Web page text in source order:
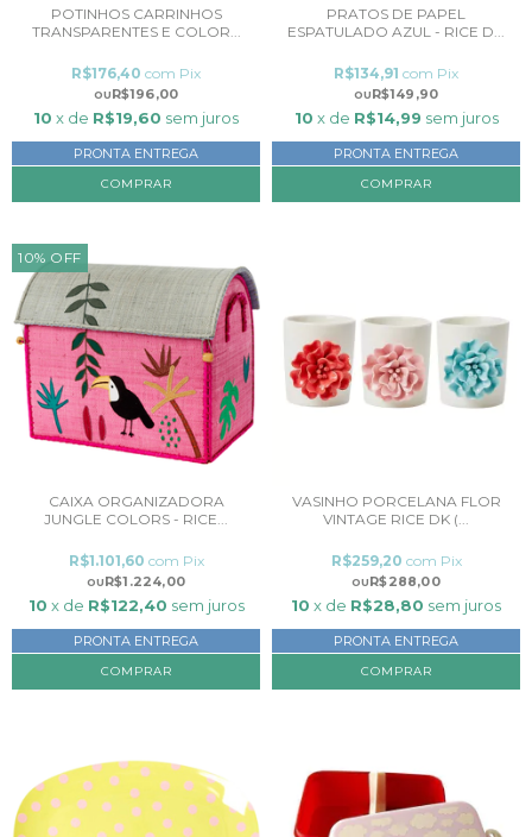
POTINHOS CARRINHOS
TRANSPARENTES E COLOR...
R$196,00
R$176,40 com Pix
10 x de R$19,60 sem juros
PRONTA ENTREGA
PRATOS DE PAPEL
ESPATULADO AZUL - RICE D...
R$149,90
R$134,91 com Pix
10 x de R$14,99 sem juros
PRONTA ENTREGA
10% OFF
CAIXA ORGANIZADORA
JUNGLE COLORS - RICE...
R$1.224,00
R$1.101,60 com Pix
10 x de R$122,40 sem juros
PRONTA ENTREGA
VASINHO PORCELANA FLOR
VINTAGE RICE DK (...
R$288,00
R$259,20 com Pix
10 x de R$28,80 sem juros
PRONTA ENTREGA
COMPRAR